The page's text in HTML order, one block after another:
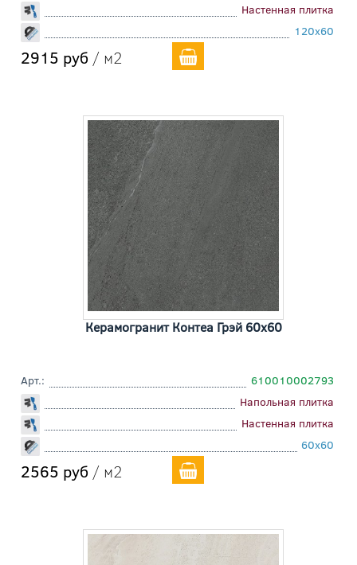
Настенная плитка
120x60
2915 руб / м2
Керамогранит Контеа Грэй 60x60
Арт.:
610010002793
Напольная плитка
Настенная плитка
60x60
2565 руб / м2